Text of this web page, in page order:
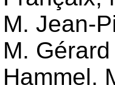
M. Jean-
M.
Hammel,